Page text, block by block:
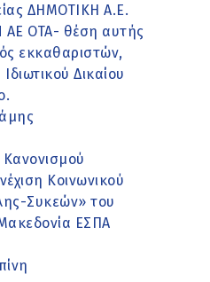
ΔΗΜΟΤΙΚΗ Α.Ε.
ΟΤΑ- θέση αυτής
εκκαθαριστών,
Δικαίου
Κοινωνικού
Συκεών» του
ΕΣΠΑ